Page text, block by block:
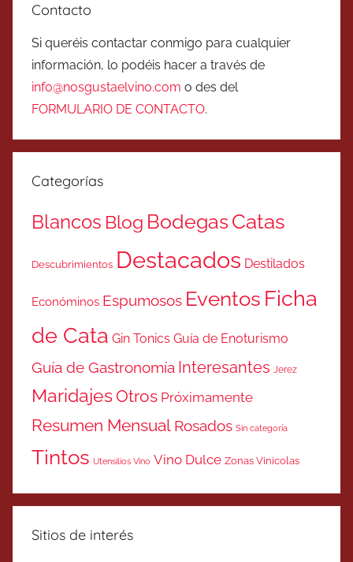
Contacto
Si queréis contactar conmigo para cualquier
información, lo podéis hacer a través de
info@nosgustaelvino.com o des del
FORMULARIO DE CONTACTO.
Categorías
Blancos Blog BodegasCatas
Descubrimientos Destacados Destilados
Económinos Espumosos Eventos Ficha
de Cata Gin Tonics Guía de Enoturismo
Guía de Gastronomía Interesantes Jerez
MaridajesOtros Próximamente
Resumen Mensual Rosados Sin categoría
Tintos Utensilios Vino Vino Dulce Zonas Vinicolas
Sitios de interés